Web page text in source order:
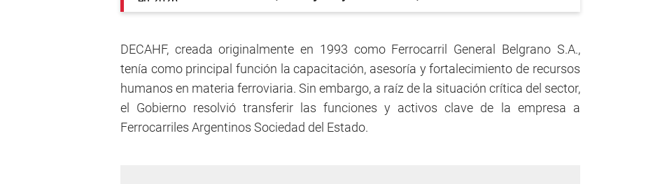
DECAHF, creada originalmente en 1993 como Ferrocarril General Belgrano S.A.,
tenía como principal función la capacitación, asesoría y fortalecimiento de recursos
humanos en materia ferroviaria. Sin embargo, a raíz de la situación crítica del sector,
el Gobierno resolvió transferir las funciones y activos clave de la empresa a
Ferrocarriles Argentinos Sociedad del Estado.